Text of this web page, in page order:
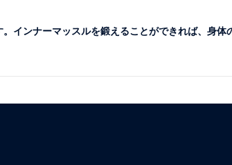
インナーマッスルを鍛えることができれば、身体